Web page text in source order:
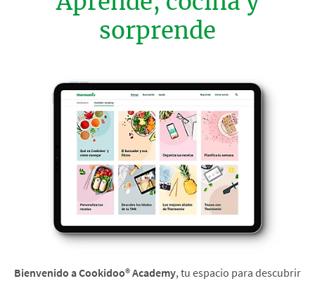
sorprende
Bienvenido a Cookidoo® Academy, tu espacio para descubrir